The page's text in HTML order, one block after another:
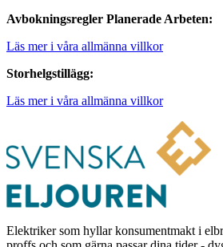
Avbokningsregler Planerade Arbeten:
Läs mer i våra allmänna villkor
Storhelgstillägg:
Läs mer i våra allmänna villkor
Elektriker som hyllar konsumentmakt i